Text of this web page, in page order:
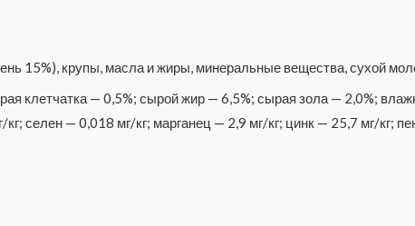
15%), крупы, масла и жиры, минеральные вещества, сухой
клетчатка — 0,5%; сырой жир — 6,5%; сырая зола — 2,0%;
селен — 0,018 мг/кг; марганец — 2,9 мг/кг; цинк — 25,7 мг/кг;